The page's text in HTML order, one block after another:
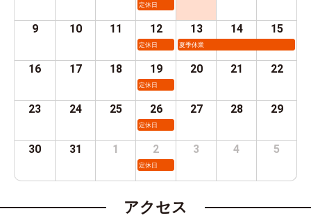
定休日
9 10 11 12
定休日
13
夏季休業
14 15
16 17 18 19
定休日
20 21 22
23 24 25 26
定休日
27 28 29
30 31 1 2
定休日
3 4 5
アクセス